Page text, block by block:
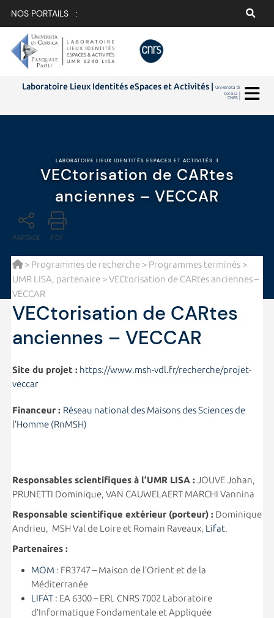
NOS PORTAILS :
Laboratoire Lieux Identités eSpaces et Activités |Università di
Corsica |
CNRS |
LABORATOIRE LIEUX IDENTITÉS ESPACES ET ACTIVITÉS |
VECtorisation de CARtes
anciennes – VECCAR
PARTAGE PDF
> Programmes de recherche> Programmes terminés>
UMR LISA, partenaire> VECtorisation de CARtes anciennes –
VECCAR
VECtorisation de CARtes
anciennes – VECCAR
Site du projet : https://www.msh-vdl.fr/recherche/projet-
veccar
Financeur : Réseau national des Maisons des Sciences de
l’Homme (RnMSH)
Responsables scientifiques à l’UMR LISA :JOUVE Johan,
PRUNETTI Dominique, VAN CAUWELAERT MARCHI Vannina
Responsable scientifique extérieur (porteur) :Dominique
Andrieu, MSH Val de Loire et Romain Raveaux, Lifat.
Partenaires :
MOM : FR3747 – Maison de l’Orient et de la
Méditerranée
LIFAT : EA 6300 – ERL CNRS 7002 Laboratoire
d’Informatique Fondamentale et Appliquée